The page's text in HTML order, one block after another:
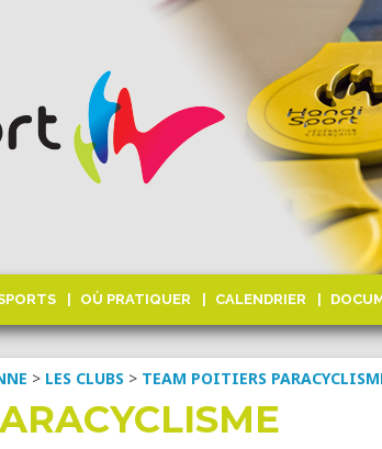
OÙ PRATIQUER CALENDRIER
> LES CLUBS > TEAM POITIERS